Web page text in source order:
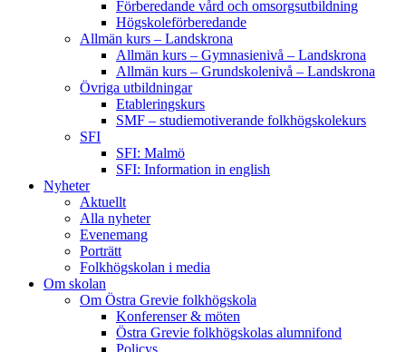
Förberedande vård och omsorgsutbildning
Högskoleförberedande
Allmän kurs – Landskrona
Allmän kurs – Gymnasienivå – Landskrona
Allmän kurs – Grundskolenivå – Landskrona
Övriga utbildningar
Etableringskurs
SMF – studiemotiverande folkhögskolekurs
SFI
SFI: Malmö
SFI: Information in english
Nyheter
Aktuellt
Alla nyheter
Evenemang
Porträtt
Folkhögskolan i media
Om skolan
Om Östra Grevie folkhögskola
Konferenser & möten
Östra Grevie folkhögskolas alumnifond
Policys